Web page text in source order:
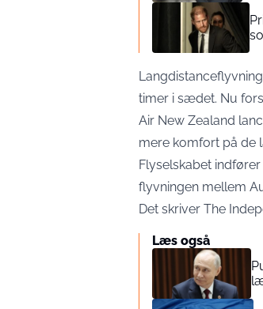
timer i sædet. Nu
Air New Zealand
mere komfort på de
Flyselskabet
flyvningen mellem
Det skriver The
Læs også